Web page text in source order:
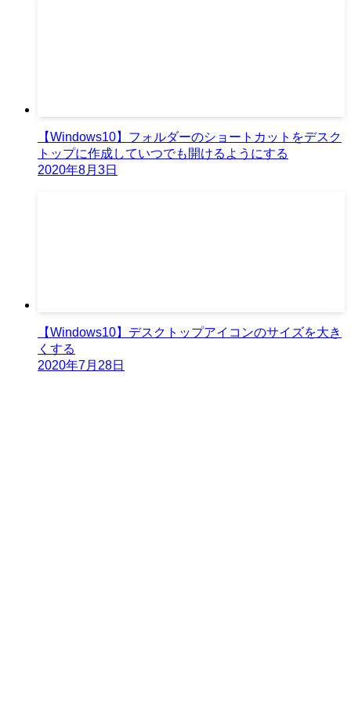
【Windows10】フォルダーのショートカットをデスク
トップに作成していつでも開けるようにする
2020年8月3日
【Windows10】デスクトップアイコンのサイズを大き
くする
2020年7月28日